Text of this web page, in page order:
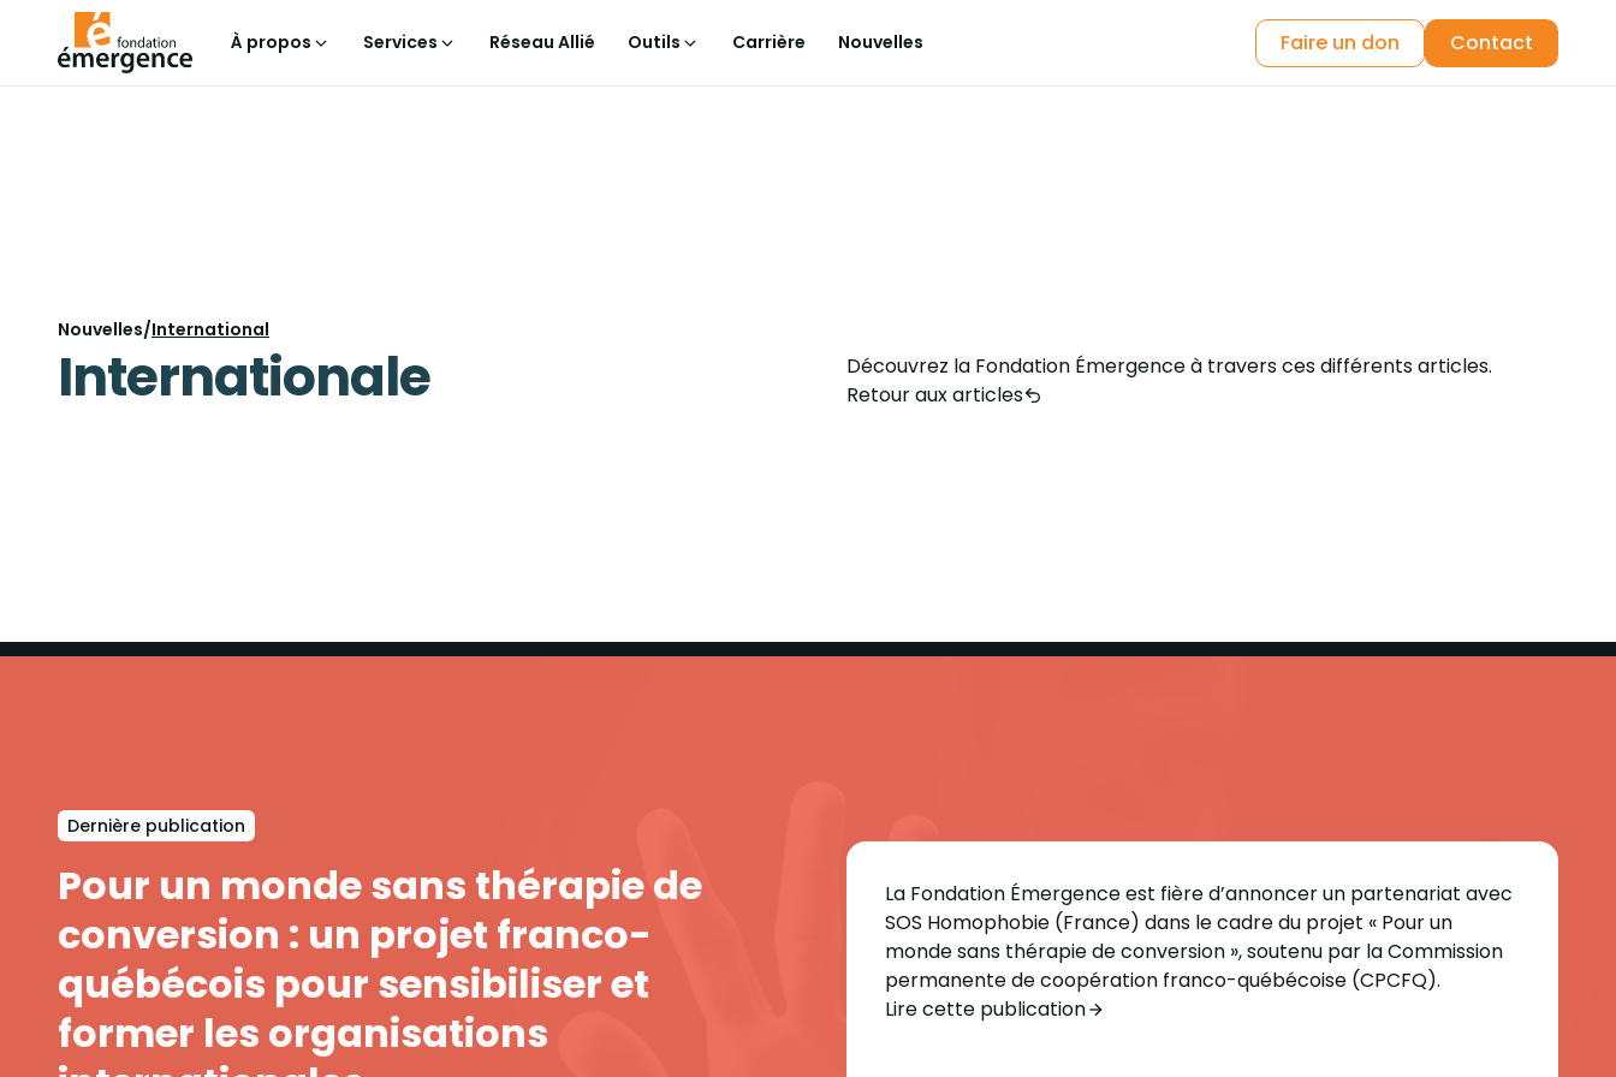
À propos Services Réseau Allié Outils Carrière Nouvelles Faire un don Contact
Nouvelles/International
Internationale
Découvrez la Fondation Émergence à travers ces différents articles.
Retour aux articles
Dernière publication
Pour un monde sans thérapie de
conversion : un projet franco-
québécois pour sensibiliser et
former les organisations
La Fondation Émergence est fière d’annoncer un partenariat avec
SOS Homophobie (France) dans le cadre du projet « Pour un
monde sans thérapie de conversion », soutenu par la Commission
permanente de coopération franco-québécoise (CPCFQ).
Lire cette publication